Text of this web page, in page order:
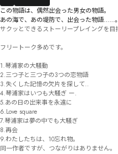
この物語は、偶然出会った男女の物語。
あの海で、あの堤防で、出会った物語……。
サクッとできるストーリープレイングを目
フリートーク多めです。
1.琴浦家の大騒動
2.三つ子と三つ子の3つの恋物語
3.失くした記憶の欠片を探して..
4.琴浦家はいつも大騒ぎ ー.
5.あの日の出来事を永遠に
6.Love square
7.琴浦家は夢の中でも大騒ぎ
8.再会
9.わたしたちは、10忘れ物。
同一作者ですが、つながりはありません。